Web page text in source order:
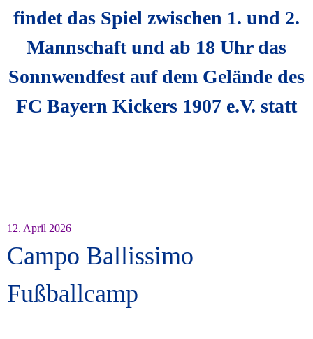
findet das Spiel zwischen 1. und 2.
Mannschaft und ab 18 Uhr das
Sonnwendfest auf dem Gelände des
FC Bayern Kickers 1907 e.V. statt
12. April 2026
Campo Ballissimo
Fußballcamp